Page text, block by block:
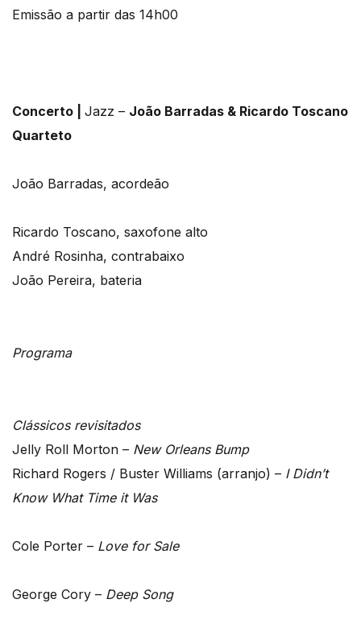
Emissão a partir das 14h00
Concerto | Jazz – João Barradas & Ricardo Toscano
Quarteto
João Barradas, acordeão
Ricardo Toscano, saxofone alto
André Rosinha, contrabaixo
João Pereira, bateria
Programa
Clássicos revisitados
Jelly Roll Morton – New Orleans Bump
Richard Rogers / Buster Williams (arranjo) – I Didn’t
Know What Time it Was
Cole Porter – Love for Sale
George Cory – Deep Song